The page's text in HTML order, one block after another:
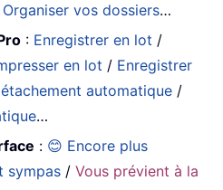
Organiser vos dossiers…
: Enregistrer en lot /
en lot / Enregistrer
automatique /
…
: 😊 Encore plus
sympas /Vous prévient à la